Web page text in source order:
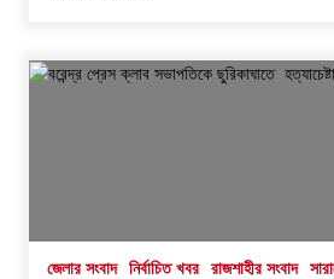
জেলার সংবাদ নির্বাচিত খবর রাজশাহীর সংবাদ